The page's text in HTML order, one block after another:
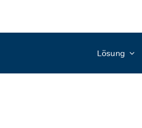
Lösung